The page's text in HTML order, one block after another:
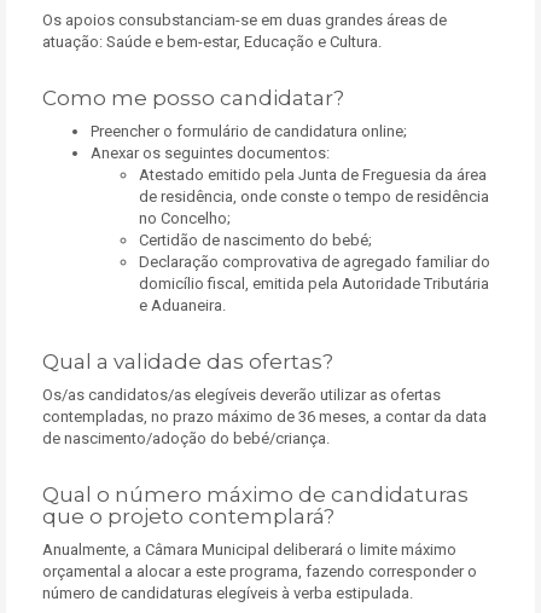
Os apoios consubstanciam-se em duas grandes áreas de
atuação: Saúde e bem-estar, Educação e Cultura.
Como me posso candidatar?
Preencher o formulário de candidatura online;
Anexar os seguintes documentos:
Atestado emitido pela Junta de Freguesia da área
de residência, onde conste o tempo de residência
no Concelho;
Certidão de nascimento do bebé;
Declaração comprovativa de agregado familiar do
domicílio fiscal, emitida pela Autoridade Tributária
e Aduaneira.
Qual a validade das ofertas?
Os/as candidatos/as elegíveis deverão utilizar as ofertas
contempladas, no prazo máximo de 36 meses, a contar da data
de nascimento/adoção do bebé/criança.
Qual o número máximo de candidaturas
que o projeto contemplará?
Anualmente, a Câmara Municipal deliberará o limite máximo
orçamental a alocar a este programa, fazendo corresponder o
número de candidaturas elegíveis à verba estipulada.